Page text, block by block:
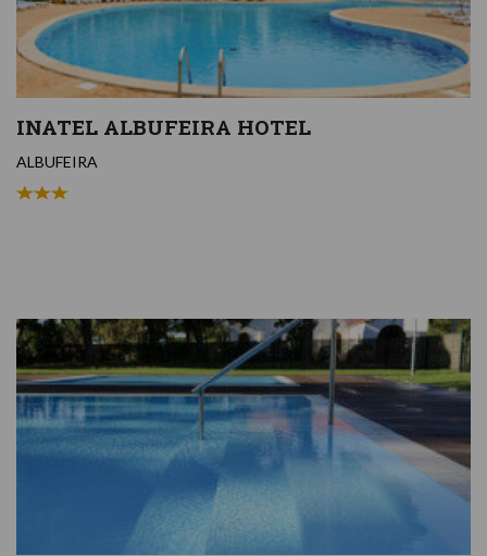
INATEL ALBUFEIRA HOTEL
ALBUFEIRA